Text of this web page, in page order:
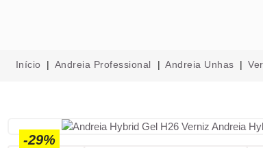
Início Andreia Professional Andreia Unhas
-29%